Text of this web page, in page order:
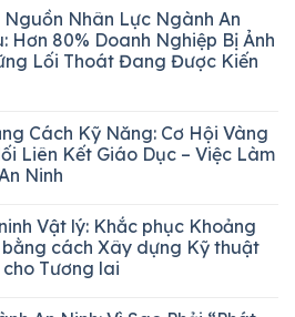
Nhân Lực Ngành An
Hơn 80% Doanh Nghiệp Bị Ảnh
Lối Thoát Đang Được Kiến
Cách Kỹ Năng: Cơ Hội Vàng
Liên Kết Giáo Dục – Việc Làm
Ninh
Vật lý: Khắc phục Khoảng
cách Xây dựng Kỹ thuật
Tương lai